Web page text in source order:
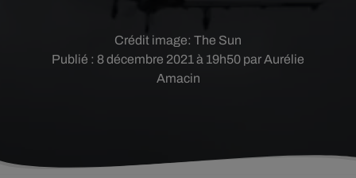
Publié : 8 décembre 2021 à 19h50 par Aurélie
Amacin
Crédit image: The Sun